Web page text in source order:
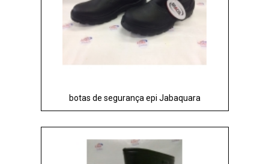
botas de segurança epi Jabaquara